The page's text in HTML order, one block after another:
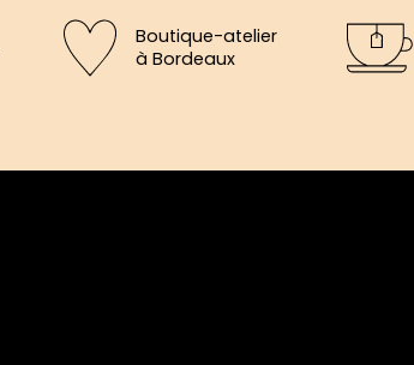
Boutique-atelier
à Bordeaux